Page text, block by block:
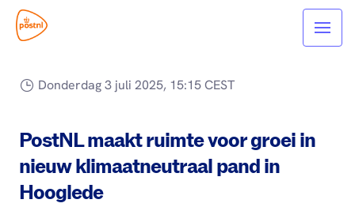
Donderdag 3 juli 2025, 15:15 CEST
PostNL maakt ruimte voor groei in
nieuw klimaatneutraal pand in
Hooglede